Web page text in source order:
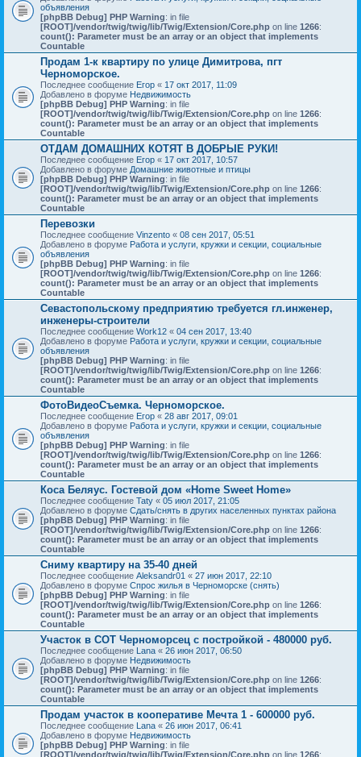
объявления
[phpBB Debug] PHP Warning: in file
[ROOT]/vendor/twig/twig/lib/Twig/Extension/Core.php on line 1266:
count(): Parameter must be an array or an object that implements
Countable
Продам 1-к квартиру по улице Димитрова, пгт
Черноморское.
Последнее сообщение Егор « 17 окт 2017, 11:09
Добавлено в форуме Недвижимость
[phpBB Debug] PHP Warning: in file
[ROOT]/vendor/twig/twig/lib/Twig/Extension/Core.php on line 1266:
count(): Parameter must be an array or an object that implements
Countable
ОТДАМ ДОМАШНИХ КОТЯТ В ДОБРЫЕ РУКИ!
Последнее сообщение Егор « 17 окт 2017, 10:57
Добавлено в форуме Домашние животные и птицы
[phpBB Debug] PHP Warning: in file
[ROOT]/vendor/twig/twig/lib/Twig/Extension/Core.php on line 1266:
count(): Parameter must be an array or an object that implements
Countable
Перевозки
Последнее сообщение Vinzento « 08 сен 2017, 05:51
Добавлено в форуме Работа и услуги, кружки и секции, социальные
объявления
[phpBB Debug] PHP Warning: in file
[ROOT]/vendor/twig/twig/lib/Twig/Extension/Core.php on line 1266:
count(): Parameter must be an array or an object that implements
Countable
Севастопольскому предприятию требуется гл.инженер,
инженеры-строители
Последнее сообщение Work12 « 04 сен 2017, 13:40
Добавлено в форуме Работа и услуги, кружки и секции, социальные
объявления
[phpBB Debug] PHP Warning: in file
[ROOT]/vendor/twig/twig/lib/Twig/Extension/Core.php on line 1266:
count(): Parameter must be an array or an object that implements
Countable
ФотоВидеоСъемка. Черноморское.
Последнее сообщение Егор « 28 авг 2017, 09:01
Добавлено в форуме Работа и услуги, кружки и секции, социальные
объявления
[phpBB Debug] PHP Warning: in file
[ROOT]/vendor/twig/twig/lib/Twig/Extension/Core.php on line 1266:
count(): Parameter must be an array or an object that implements
Countable
Коса Беляус. Гостевой дом «Home Sweet Home»
Последнее сообщение Taty « 05 июл 2017, 21:05
Добавлено в форуме Сдать/снять в других населенных пунктах района
[phpBB Debug] PHP Warning: in file
[ROOT]/vendor/twig/twig/lib/Twig/Extension/Core.php on line 1266:
count(): Parameter must be an array or an object that implements
Countable
Сниму квартиру на 35-40 дней
Последнее сообщение Aleksandr01 « 27 июн 2017, 22:10
Добавлено в форуме Спрос жилья в Черноморске (снять)
[phpBB Debug] PHP Warning: in file
[ROOT]/vendor/twig/twig/lib/Twig/Extension/Core.php on line 1266:
count(): Parameter must be an array or an object that implements
Countable
Участок в СОТ Черноморсец с постройкой - 480000 руб.
Последнее сообщение Lana « 26 июн 2017, 06:50
Добавлено в форуме Недвижимость
[phpBB Debug] PHP Warning: in file
[ROOT]/vendor/twig/twig/lib/Twig/Extension/Core.php on line 1266:
count(): Parameter must be an array or an object that implements
Countable
Продам участок в кооперативе Мечта 1 - 600000 руб.
Последнее сообщение Lana « 26 июн 2017, 06:41
Добавлено в форуме Недвижимость
[phpBB Debug] PHP Warning: in file
[ROOT]/vendor/twig/twig/lib/Twig/Extension/Core.php on line 1266: